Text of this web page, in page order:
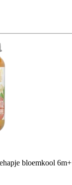
bloemkool 6m+